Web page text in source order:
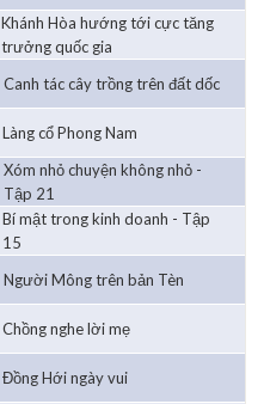
Khánh Hòa hướng tới cực tăng
trưởng quốc gia
Canh tác cây trồng trên đất dốc
Làng cổ Phong Nam
Xóm nhỏ chuyện không nhỏ -
Tập 21
Bí mật trong kinh doanh - Tập
15
Người Mông trên bản Tèn
Chồng nghe lời mẹ
Đồng Hới ngày vui